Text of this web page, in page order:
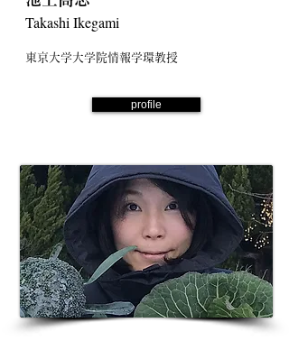
Takashi Ikegami
東京大学大学院情報学環教授
profile